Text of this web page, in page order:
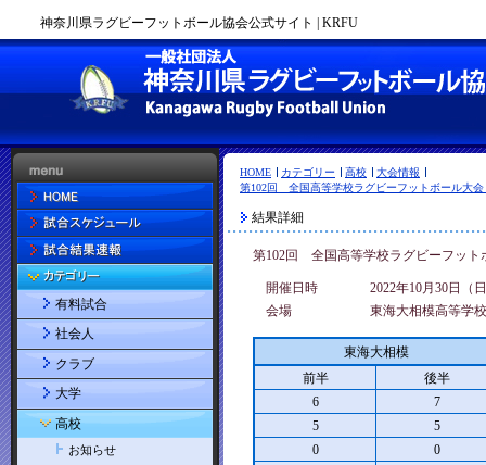
神奈川県ラグビーフットボール協会公式サイト | KRFU
HOME カテゴリー 高校
大会情報
第102回 全国高等学校ラグビーフットボール大
結果詳細
第102回 全国高等学校ラグビーフッ
開催日時
2022年10月30日（
会場
東海大相模高等学校
東海大相模
前半
後半
6
7
5
5
0
0
有料試合
社会人
クラブ
大学
高校
お知らせ